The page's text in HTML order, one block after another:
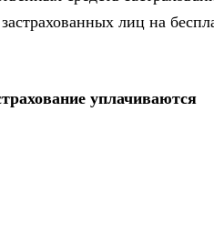
лиц на
уплачиваются